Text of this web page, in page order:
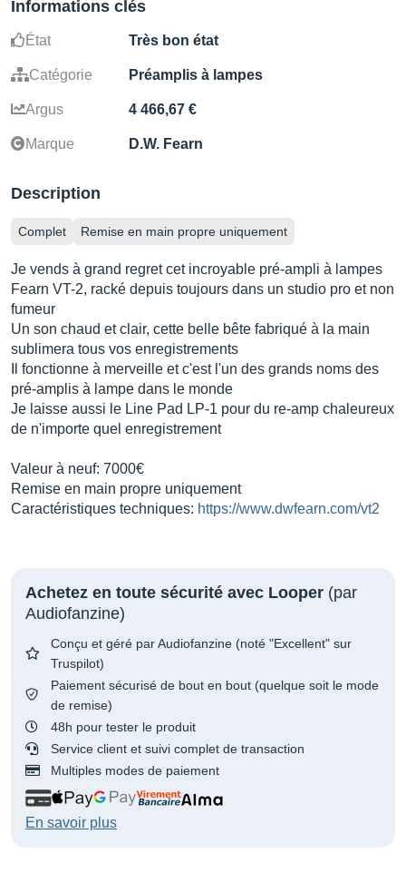
Informations clés
État Très bon état
Catégorie Préamplis à lampes
Argus 4 466,67 €
Marque D.W. Fearn
Description
Complet Remise en main propre uniquement
Je vends à grand regret cet incroyable pré-ampli à lampes
Fearn VT-2, racké depuis toujours dans un studio pro et non
fumeur
Un son chaud et clair, cette belle bête fabriqué à la main
sublimera tous vos enregistrements
Il fonctionne à merveille et c'est l'un des grands noms des
pré-amplis à lampe dans le monde
Je laisse aussi le Line Pad LP-1 pour du re-amp chaleureux
de n'importe quel enregistrement
Valeur à neuf: 7000€
Remise en main propre uniquement
Caractéristiques techniques: https://www.dwfearn.com/vt2
Achetez en toute sécurité avec Looper (par
Audiofanzine)
Conçu et géré par Audiofanzine (noté "Excellent" sur
Truspilot)
Paiement sécurisé de bout en bout (quelque soit le mode
de remise)
48h pour tester le produit
Service client et suivi complet de transaction
Multiples modes de paiement
En savoir plus